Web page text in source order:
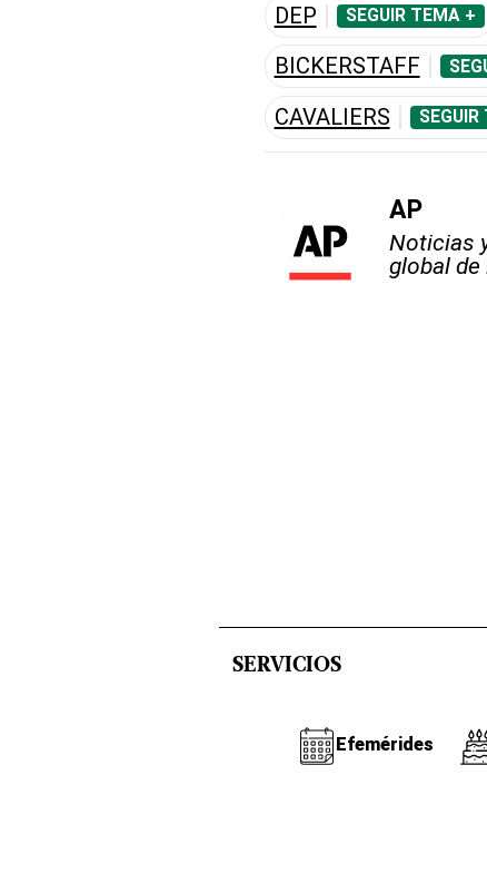
DEP SEGUIR TEMA +
BICKERSTAFF
CAVALIERS
AP
Noticias
global
SERVICIOS
Efemérides